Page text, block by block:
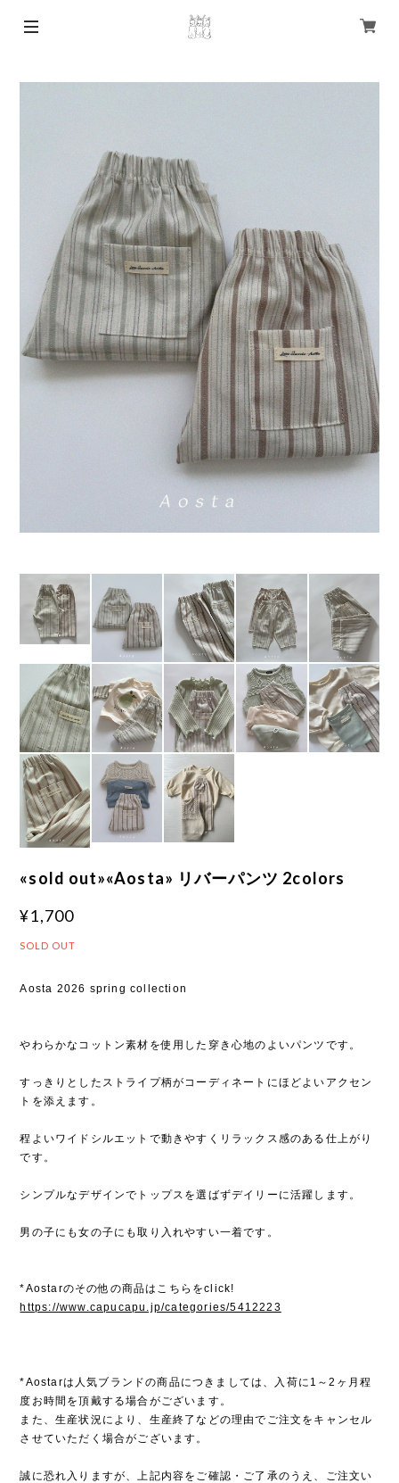
«sold out»«Aosta» リバーパンツ 2colors
¥1,700
SOLD OUT
Aosta 2026 spring collection
やわらかなコットン素材を使用した穿き心地のよいパンツです。
すっきりとしたストライプ柄がコーディネートにほどよいアクセン
トを添えます。
程よいワイドシルエットで動きやすくリラックス感のある仕上がり
です。
シンプルなデザインでトップスを選ばずデイリーに活躍します。
男の子にも女の子にも取り入れやすい一着です。
*Aostarのその他の商品はこちらをclick!
https://www.capucapu.jp/categories/5412223
*Aostarは人気ブランドの商品につきましては、入荷に1～2ヶ月程
度お時間を頂戴する場合がございます。
また、生産状況により、生産終了などの理由でご注文をキャンセル
させていただく場合がございます。
誠に恐れ入りますが、上記内容をご確認・ご了承のうえ、ご注文い